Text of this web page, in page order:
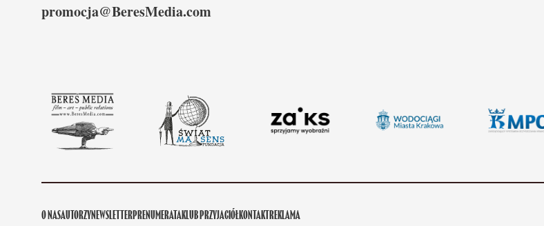
promocja@BeresMedia.com
O NASAUTORZYNEWSLETTERPRENUMERATAKLUB PRZYJACIÓŁKONTAKTREKLAMA